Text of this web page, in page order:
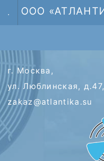
. ООО
г. Москва,
ул. Люблинская,
zakaz@atlantika.su